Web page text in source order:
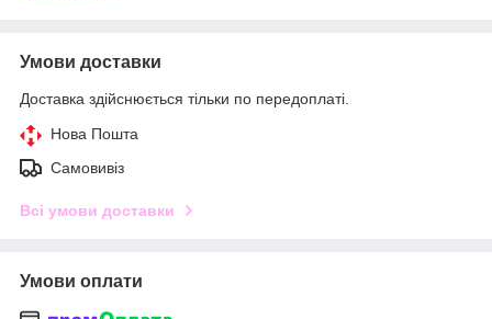
Умови доставки
Доставка здійснюється тільки по передоплаті.
Нова Пошта
Самовивіз
Всі умови доставки
Умови оплати